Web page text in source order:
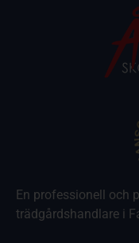
En professionell och
trädgårdshandlare i